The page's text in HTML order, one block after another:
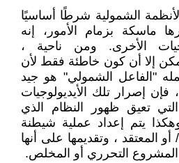
الشمولية شرطًا أساسيًا
ماسكة بزمام الأمور، إنه
الأخرى. ومن ناحية ،
يمكن إلا أن كون خاطئة فقط لأن
"الفاعل الشمولي" هو جيد
فإن إصرار تلك الأيديولوجيات
تعيق ظهور النظام الذي
يتم إعداد عملية شيطنة
المعتقد ، وتقديمها على أنها
التحرري أو المخلص.